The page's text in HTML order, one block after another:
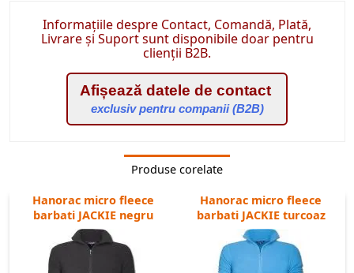
Hanorac barbati cu fermoar
hanorace ieftine pentru munca sau la lucru in gradina
Hanorac pentru barbati, cu croiala stransa si guler ridicat;
Contine o proportie mai mare de bumbac, pentru o potrivire
confortabila;
Are fermoar pe toata lungimea;
Acest echipament de protectie personala respecta urmatoarele
standarde armonizate:
EN ISO 13688: 2013 (EN ISO 13688: 2014): Imbracaminte de
protectie - Cerinte generale;
Informațiile despre Contact, Comandă, Plată,
Livrare și Suport sunt disponibile doar pentru
clienții B2B.
Afișează datele de contact
exclusiv pentru companii (B2B)
Produse corelate
Hanorac micro fleece
barbati JACKIE negru
Hanorac micro fleece
barbati JACKIE turcoaz